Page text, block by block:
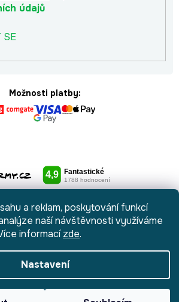
a reklam, poskytování funkcí
naší návštěvnosti využíváme
informacízde.
Nastavení
údajů
SE
Možnosti platby: